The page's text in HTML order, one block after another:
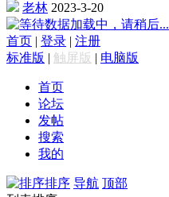
老林 2023-3-20
数据加载中，请稍后...
首页 | 登录 | 注册
标准版 | 触屏版 | 电脑版
首页
论坛
发帖
搜索
我的
排序 导航 顶部